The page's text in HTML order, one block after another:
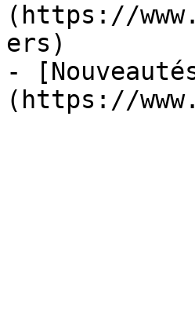
(https://
ers)
-